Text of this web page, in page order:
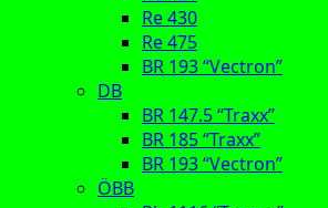
Re 430
Re 475
BR 193 “Vectron”
DB
BR 147.5 “Traxx”
BR 185 “Traxx”
BR 193 “Vectron”
ÖBB